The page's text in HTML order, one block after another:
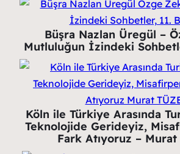
Büşra Nazlan Üregül –
Mutluluğun İzindeki
Köln ile Türkiye Arasında
Teknolojide Gerideyiz,
Fark Atıyoruz – Murat